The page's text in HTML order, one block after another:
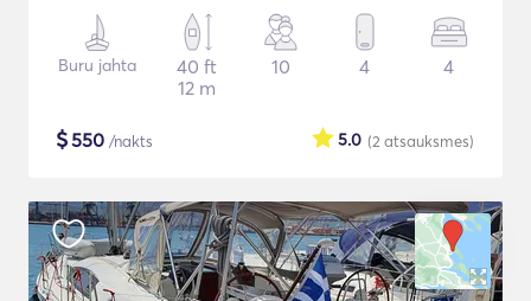
Buru jahta
40 ft
12 m
10 4 4
$550 /nakts (2 atsauksmes)
5.0